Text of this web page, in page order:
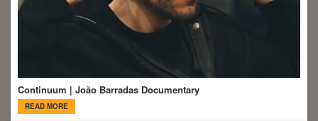
Continuum | João Barradas Documentary
READ MORE